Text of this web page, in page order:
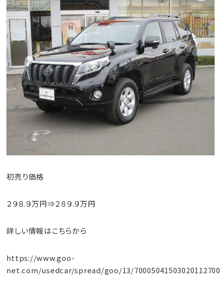
初売り価格
２９８.９万円⇒２８９.９万円
詳しい情報はこちらから
https://www.goo-
net.com/usedcar/spread/goo/13/